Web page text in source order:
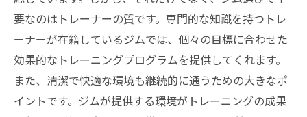
要なのはトレーナーの質です。専門的な知識を持つトレ
ーナーが在籍しているジムでは、個々の目標に合わせた
効果的なトレーニングプログラムを提供してくれます。
また、清潔で快適な環境も継続的に通うための大きなポ
イントです。ジムが提供する環境がトレーニングの成果